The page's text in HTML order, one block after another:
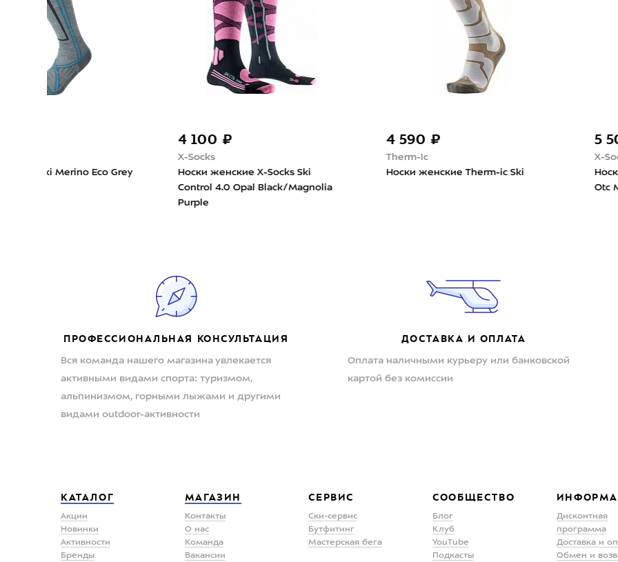
Носки женские X-Socks Ski
Control 4.0 Opal Black/Magnolia
Носки женские Therm-ic Ski
Носки X-Socks Ski Touring
ПРОФЕССИОНАЛЬНАЯ КОНСУЛЬТАЦИЯ
Вся команда нашего магазина увлекается
активными видами спорта: туризмом,
альпинизмом, горными лыжами и другими
видами outdoor-активности
ДОСТАВКА И ОПЛАТА
Оплата наличными курьеру или банковской
картой без комиссии
КАТАЛОГ
Акции
Новинки
Активности
Бренды
МАГАЗИН
Контакты
О нас
Команда
Вакансии
СЕРВИС
Ски-сервис
Бутфитинг
Мастерская бега
СООБЩЕСТВО
Блог
Клуб
YouTube
Подкасты
Дисконтная
программа
Доставка и
Обмен и